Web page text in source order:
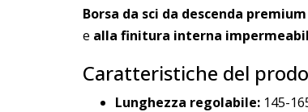
Borsa da sci da descenda premium
e alla finitura interna
Caratteristiche del
Lunghezza regolabile: 145-